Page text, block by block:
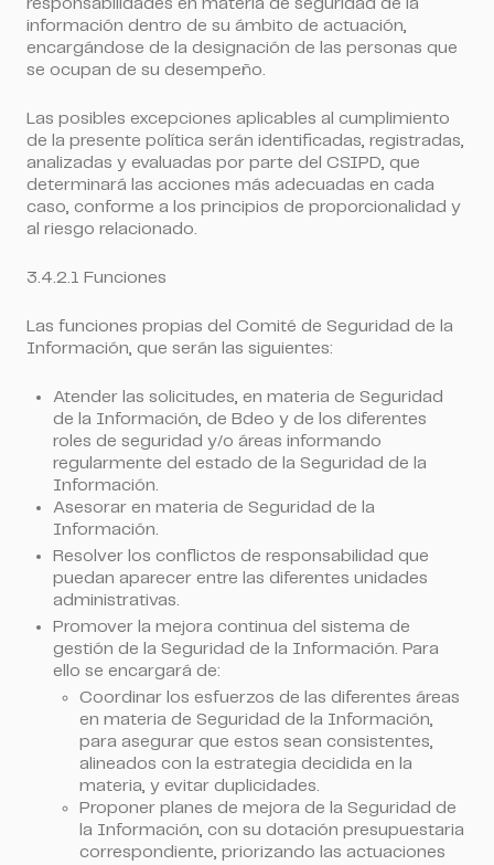
responsabilidades en materia de seguridad de la
información dentro de su ámbito de actuación,
encargándose de la designación de las personas que
se ocupan de su desempeño.
Las posibles excepciones aplicables al cumplimiento
de la presente política serán identificadas, registradas,
analizadas y evaluadas por parte del CSIPD, que
determinará las acciones más adecuadas en cada
caso, conforme a los principios de proporcionalidad y
al riesgo relacionado.
3.4.2.1 Funciones
Las funciones propias del Comité de Seguridad de la
Información, que serán las siguientes:
Atender las solicitudes, en materia de Seguridad
de la Información, de Bdeo y de los diferentes
roles de seguridad y/o áreas informando
regularmente del estado de la Seguridad de la
Información.
Asesorar en materia de Seguridad de la
Información.
Resolver los conflictos de responsabilidad que
puedan aparecer entre las diferentes unidades
administrativas.
Promover la mejora continua del sistema de
gestión de la Seguridad de la Información. Para
ello se encargará de:
Coordinar los esfuerzos de las diferentes áreas
en materia de Seguridad de la Información,
para asegurar que estos sean consistentes,
alineados con la estrategia decidida en la
materia, y evitar duplicidades.
Proponer planes de mejora de la Seguridad de
la Información, con su dotación presupuestaria
correspondiente, priorizando las actuaciones